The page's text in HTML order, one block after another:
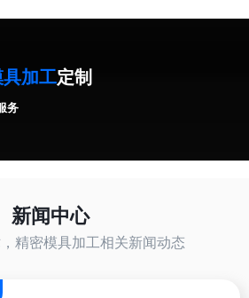
加工定制
务
新闻中心
精密模具加工相关新闻动态